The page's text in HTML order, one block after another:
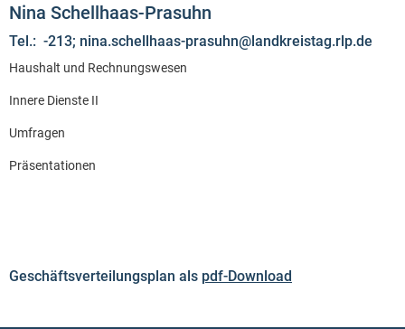
Nina Schellhaas-Prasuhn
Tel.: -213; nina.schellhaas-prasuhn@landkreistag.rlp.de
Haushalt und Rechnungswesen
Innere Dienste II
Umfragen
Präsentationen
Geschäftsverteilungsplan als pdf-Download